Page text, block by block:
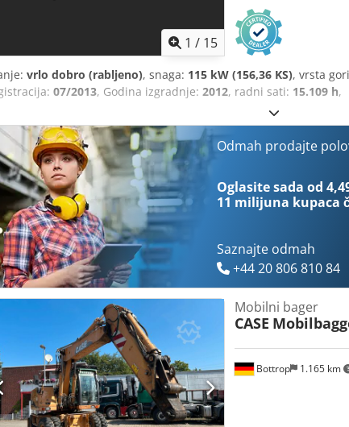
1 / 15
vrlo dobro (rabljeno), snaga: 115 kW (156,36 KS), vrsta
07/2013, Godina izgradnje: 2012, radni sati: 15.109 h,
Odmah prodajte
Oglasite sada od
11 milijuna kupaca
Saznajte odmah
+44 20 806 810 84
Bottrop 1.165 km
Mobilni bager
CASE